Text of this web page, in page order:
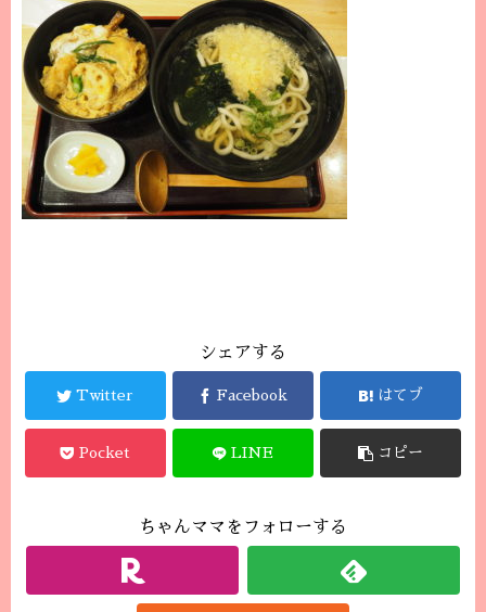
シェアする
Twitter Facebook はてブ
Pocket LINE コピー
ちゃんママをフォローする